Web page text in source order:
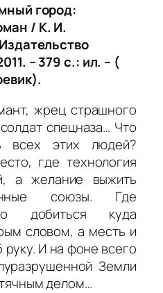
город:
/ К. И.
– 379 с.: ил. – (
жрец страшного
спецназа… Что
всех этих людей?
где технология
а желание выжить
союзы. Где
добиться куда
словом, а месть и
И на фоне всего
Земли
делом…